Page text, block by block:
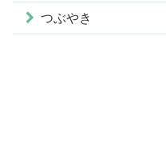
つぶやき